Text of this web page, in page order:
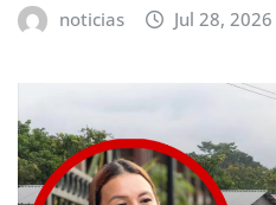
noticias Jul 28, 2026